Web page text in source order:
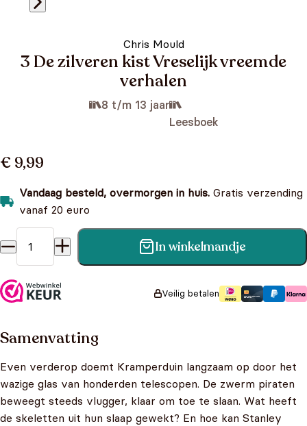
Chris Mould
3 De zilveren kist Vreselijk vreemde
verhalen
8 t/m 13 jaar
Leesboek
€ 9,99
Vandaag besteld, overmorgen in huis. Gratis verzending
vanaf 20 euro
3 De zilveren kist Vreselijk vreemde verhalen aantal
In winkelmandje
Veilig betalen
Samenvatting
Even verderop doemt Kramperduin langzaam op door het
wazige glas van honderden telescopen. De zwerm piraten
beweegt steeds vlugger, klaar om toe te slaan. Wat heeft
de skeletten uit hun slaap gewekt? En hoe kan Stanley